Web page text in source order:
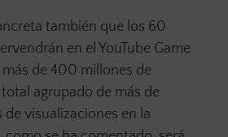
también que los 60
en el YouTube Game
de 400 millones de
agrupado de más de
visualizaciones en la